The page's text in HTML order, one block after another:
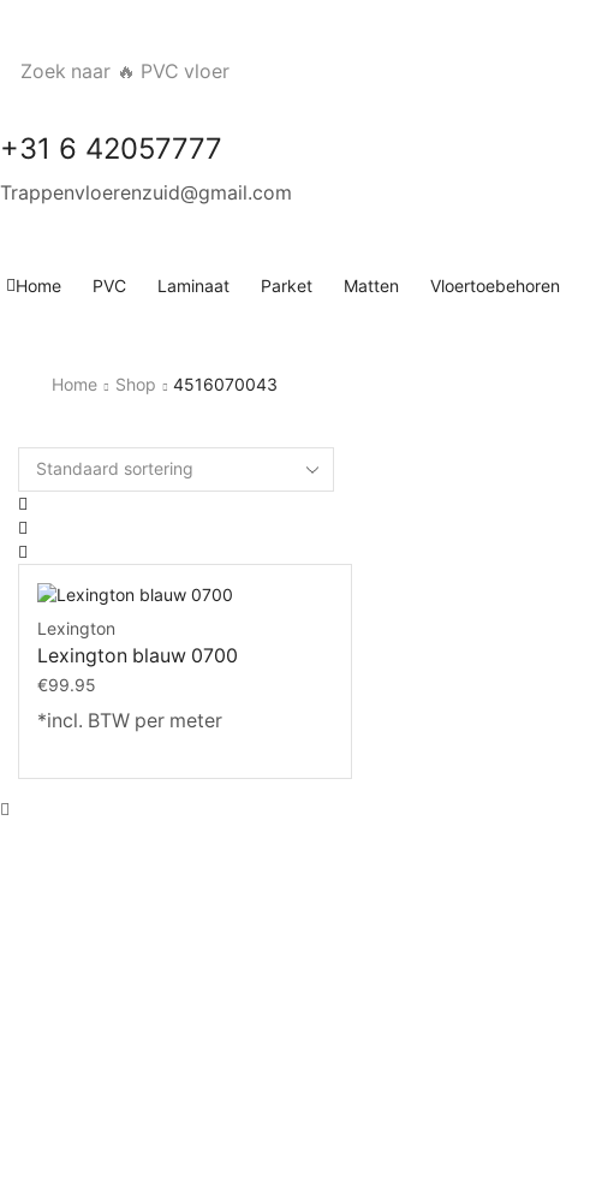
Zoek naar 🔥 PVC vloer
+31 6 42057777
Trappenvloerenzuid@gmail.com
Home PVC Laminaat Parket Matten Vloertoebehoren
Home Shop 4516070043
Lexington
Lexington blauw 0700
€99.95
*incl. BTW per meter